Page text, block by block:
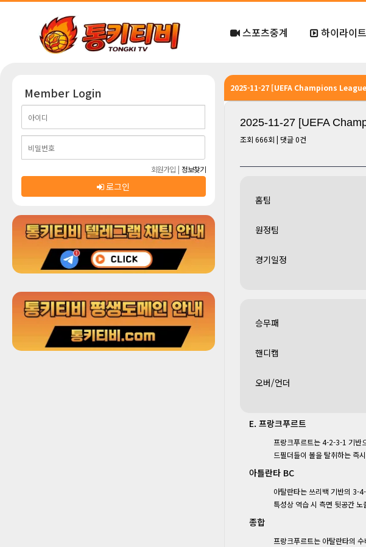
스포츠중계 하이라이트
2025-11-27 [UEFA Champions League]
2025-11-27 [UEFA
조회 666회 | 댓글0건
홈팀
원정팀
경기일정
승무패
핸디캡
오버/언더
E. 프랑크푸르트
프랑크푸르트는 4-2-3-1 기반
드필더들이 볼을 탈취하는 즉
아틀란타 BC
아탈란타는 쓰리백 기반의 3-
특성상 역습 시 측면 뒷공간
종합
프랑크푸르트는 아탈란타의
Member Login
회원가입 | 정보찾기
로그인